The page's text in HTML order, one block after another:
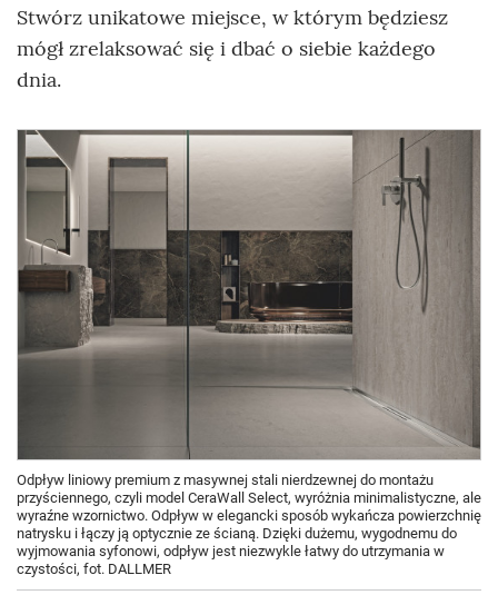
Stwórz unikatowe miejsce, w którym będziesz
mógł zrelaksować się i dbać o siebie każdego
dnia.
Odpływ liniowy premium z masywnej stali nierdzewnej do montażu
przyściennego, czyli model CeraWall Select, wyróżnia minimalistyczne, ale
wyraźne wzornictwo. Odpływ w elegancki sposób wykańcza powierzchnię
natrysku i łączy ją optycznie ze ścianą. Dzięki dużemu, wygodnemu do
wyjmowania syfonowi, odpływ jest niezwykle łatwy do utrzymania w
czystości, fot. DALLMER